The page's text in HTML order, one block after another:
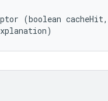
(boolean cacheHit,